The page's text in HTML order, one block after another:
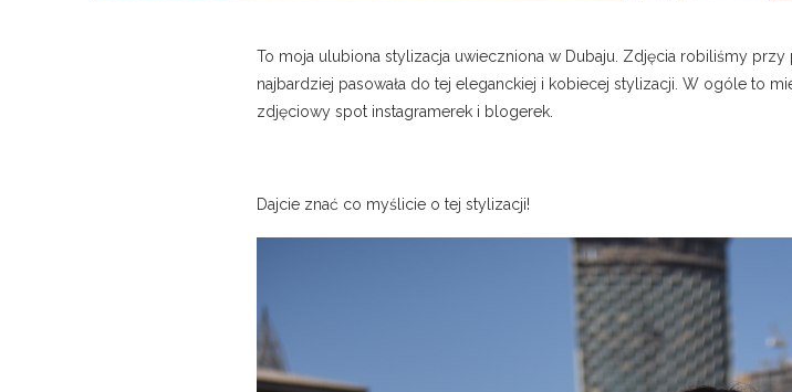
To moja ulubiona stylizacja uwieczniona w Dubaju. Zdjęcia robiliśmy
najbardziej pasowała do tej eleganckiej i kobiecej stylizacji. W ogóle to
zdjęciowy spot instagramerek i blogerek.
Dajcie znać co myślicie o tej stylizacji!